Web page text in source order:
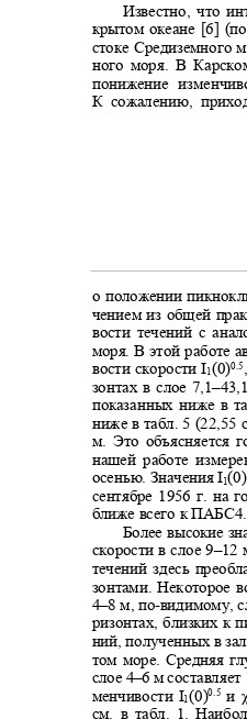
Известно, что
крытом океане [6]
стоке Средиземного
ного моря. В
понижение
К сожалению,
о положении
чением из общей
вости течений с
моря. В этой работе
вости скоростиI1 (0)0.5
зонтах в слое 7,1
показанных ниже в
ниже в табл. 5 (22,55
м. Это объясняется
нашей работе
осенью. ЗначенияI1(0)
сентябре 1956 г. на
ближе всего к ПАБС4.
Более высокие
скорости в слое 9–12
течений здесь
зонтами. Некоторое
4–8 м, по-видимому,
ризонтах, близких к
ний, полученных в
том море. Средняя
слое 4–6 м
менчивости I1(0)0.5и
см. в табл. 1.